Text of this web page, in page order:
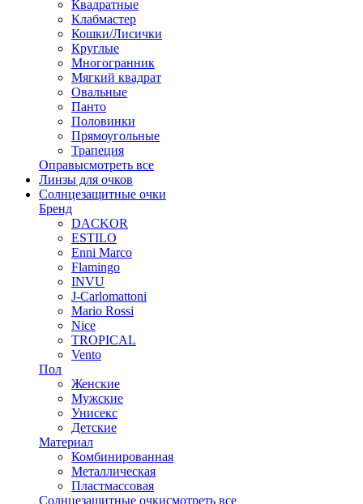
Квадратные
Клабмастер
Кошки/Лисички
Круглые
Многогранник
Мягкий квадрат
Овальные
Панто
Половинки
Прямоугольные
Трапеция
Оправысмотреть все
Линзы для очков
Солнцезащитные очки
Бренд
DACKOR
ESTILO
Enni Marco
Flamingo
INVU
J-Carlomattoni
Mario Rossi
Nice
TROPICAL
Vento
Пол
Женские
Мужские
Унисекс
Детские
Материал
Комбинированная
Металлическая
Пластмассовая
Солнцезащитные очкисмотреть все